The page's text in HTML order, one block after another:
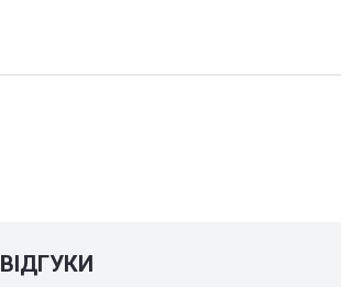
ВІДГУКИ